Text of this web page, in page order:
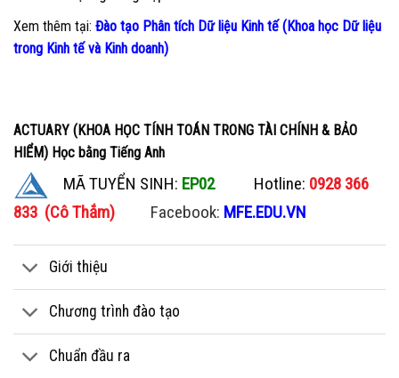
Xem thêm tại: Đào tạo Phân tích Dữ liệu Kinh tế (Khoa học Dữ liệu
trong Kinh tế và Kinh doanh)
ACTUARY (KHOA HỌC TÍNH TOÁN TRONG TÀI CHÍNH & BẢO
HIỂM) Học bằng Tiếng Anh
MÃ TUYỂN SINH: EP02Hotline: 0928 366
833 (Cô Thắm) Facebook: MFE.EDU.VN
Giới thiệu
Chương trình đào tạo
Chuẩn đầu ra